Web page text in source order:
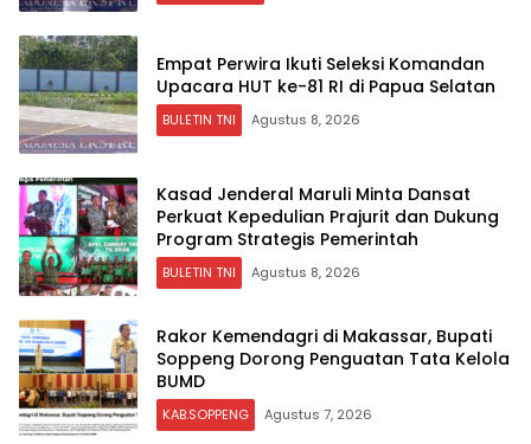
Empat Perwira Ikuti Seleksi Komandan
Upacara HUT ke-81 RI di Papua Selatan
BULETIN TNI Agustus 8, 2026
Kasad Jenderal Maruli Minta Dansat
Perkuat Kepedulian Prajurit dan Dukung
Program Strategis Pemerintah
BULETIN TNI Agustus 8, 2026
Rakor Kemendagri di Makassar, Bupati
Soppeng Dorong Penguatan Tata Kelola
BUMD
KAB.SOPPENG Agustus 7, 2026